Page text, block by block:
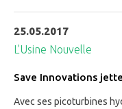
25.05.2017
L'Usine Nouvelle
Save Innovations
Avec ses picoturbines